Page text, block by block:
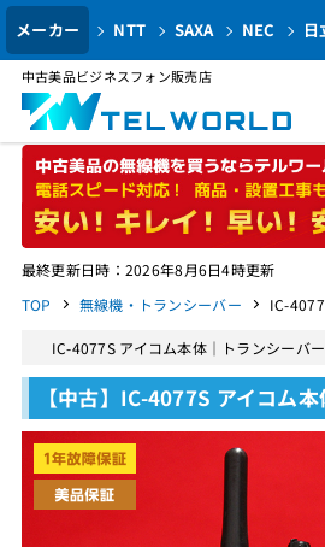
メーカー NTT SAXA NEC 日
中古美品ビジネスフォン販売店
最終更新日時：2026年8月6日4時更新
TOP
無線機・トランシーバー IC-
IC-4077S アイコム本体｜トランシーバ
【中古】IC-4077S アイコム